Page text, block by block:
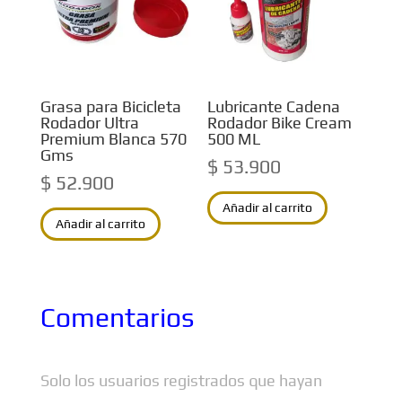
Grasa para Bicicleta
Rodador Ultra
Premium Blanca 570
Gms
$ 52.900
Añadir al carrito
Lubricante Cadena
Rodador Bike Cream
500 ML
$ 53.900
Añadir al carrito
Comentarios
Solo los usuarios registrados que hayan